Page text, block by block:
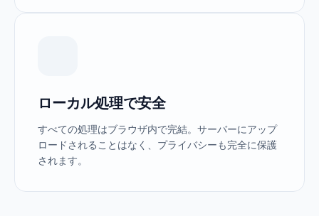
ローカル処理で安全
すべての処理はブラウザ内で完結。サーバーにアップ
ロードされることはなく、プライバシーも完全に保護
されます。